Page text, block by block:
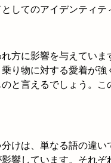
してのアイデンティテ
方に影響を与えてい
り物に対する愛着が
と言えるでしょう。
けは、単なる語の違い
響しています。それ